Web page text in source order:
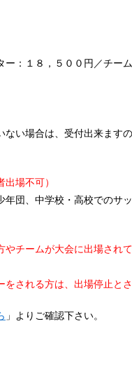
：１８，５００円／チーム
い場合は、受付出来ますの
出場不可）
団、中学校・高校でのサ
チームが大会に出場され
される方は、出場停止と
」よりご確認下さい。